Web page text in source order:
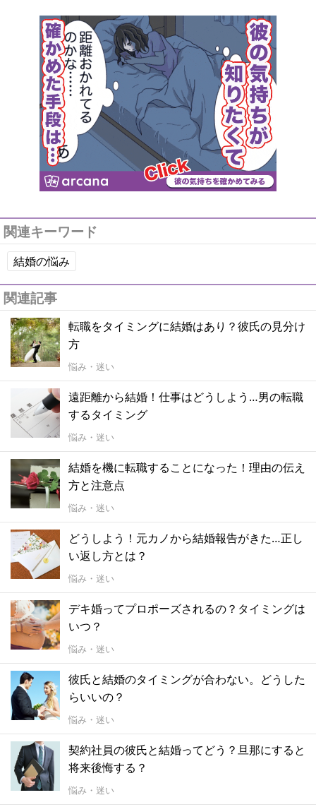
関連キーワード
結婚の悩み
関連記事
転職をタイミングに結婚はあり？彼氏の見分け
方
悩み・迷い
遠距離から結婚！仕事はどうしよう…男の転職
するタイミング
悩み・迷い
結婚を機に転職することになった！理由の伝え
方と注意点
悩み・迷い
どうしよう！元カノから結婚報告がきた…正し
い返し方とは？
悩み・迷い
デキ婚ってプロポーズされるの？タイミングは
いつ？
悩み・迷い
彼氏と結婚のタイミングが合わない。どうした
らいいの？
悩み・迷い
契約社員の彼氏と結婚ってどう？旦那にすると
将来後悔する？
悩み・迷い